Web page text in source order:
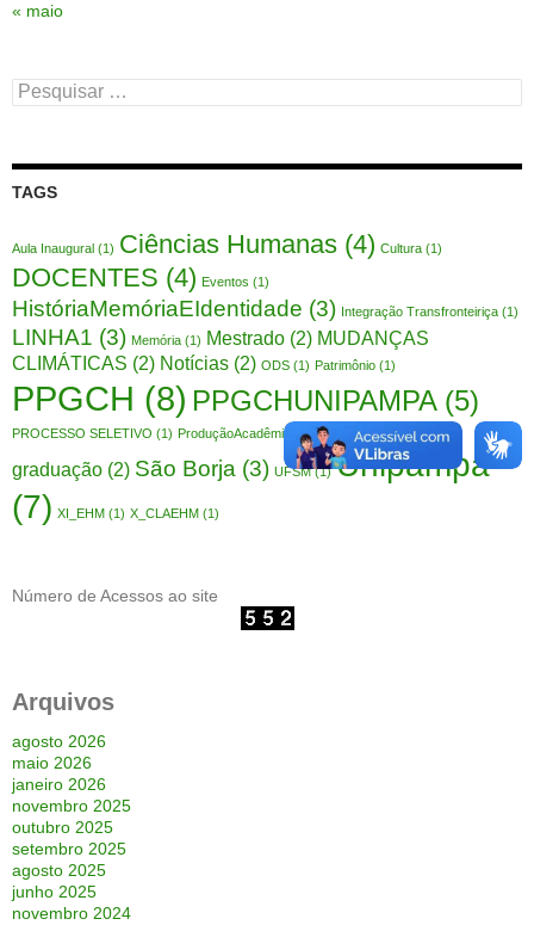
« maio
Pesquisar
por:
TAGS
Aula Inaugural (1) Ciências Humanas (4) Cultura (1)
DOCENTES (4) Eventos (1)
HistóriaMemóriaEIdentidade (3) Integração Transfronteiriça (1)
LINHA1 (3) Memória (1) Mestrado (2) MUDANÇAS
CLIMÁTICAS (2) Notícias (2) ODS (1) Patrimônio (1)
PPGCH (8) PPGCHUNIPAMPA(5)
PROCESSO SELETIVO (1) ProduçãoAcadêmica (1) Publicação(1) Pós-
graduação (2) São Borja (3) UFSM(1) Unipampa
(7) XI_EHM (1) X_CLAEHM (1)
Número de Acessos ao site
Arquivos
agosto 2026
maio 2026
janeiro 2026
novembro 2025
outubro 2025
setembro 2025
agosto 2025
junho 2025
novembro 2024